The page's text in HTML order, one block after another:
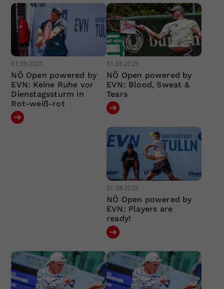
01.09.2025
NÖ Open powered by
EVN: Keine Ruhe vor
Dienstagssturm in
Rot-weiß-rot
31.08.2025
NÖ Open powered by
EVN: Blood, Sweat &
Tears
31.08.2025
NÖ Open powered by
EVN: Players are
ready!